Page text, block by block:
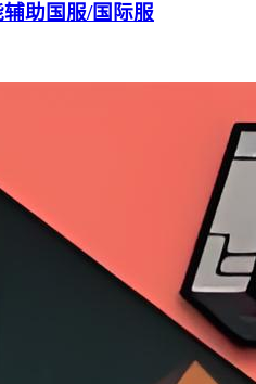
助国服/国际服